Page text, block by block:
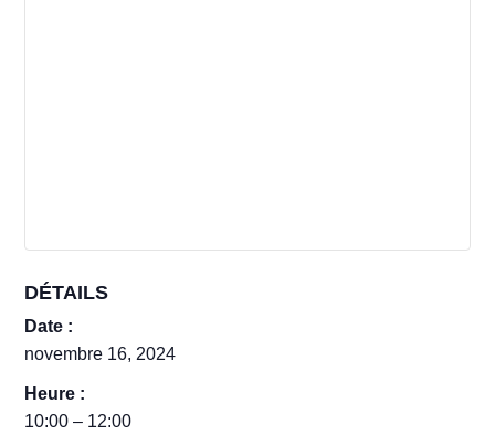
DÉTAILS
Date :
novembre 16, 2024
Heure :
10:00 – 12:00